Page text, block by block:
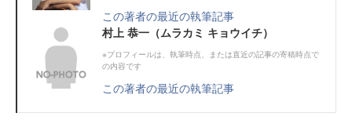
この著者の最近の執筆記事
村上 恭一（ムラカミ キョウイチ）
※プロフィールは、執筆時点、または直近の記事の寄稿時点で
の内容です
この著者の最近の執筆記事